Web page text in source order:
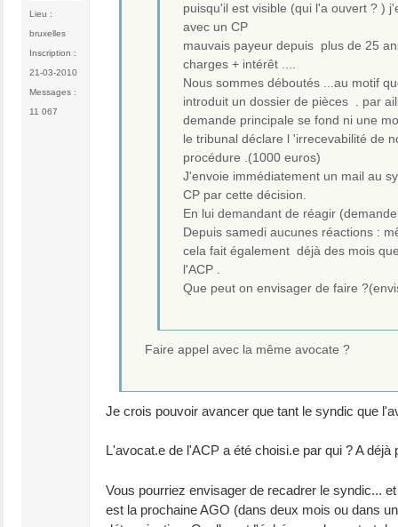
Lieu :
bruxelles
Inscription :
21-03-2010
Messages :
11 067
puisqu'il est visible (qui l'a ouvert ? )
avec un CP
mauvais payeur depuis plus de 25
charges + intérêt ....
Nous sommes déboutés ...au motif
introduit un dossier de pièces . par
demande principale se fond ni une
le tribunal déclare l 'irrecevabilité de
procédure .(1000 euros)
J'envoie immédiatement un mail au
CP par cette décision.
En lui demandant de réagir
Depuis samedi aucunes réactions :
cela fait également déjà des mois
l'ACP .
Que peut on envisager de faire
Faire appel avec la même avocate ?
Je crois pouvoir avancer que tant le syndic que
L'avocat.e de l'ACP a été choisi.e par qui ? A
Vous pourriez envisager de recadrer le syndic...
est la prochaine AGO (dans deux mois ou dans